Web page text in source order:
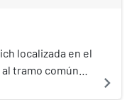
localizada en el
tramo común
navigate_next